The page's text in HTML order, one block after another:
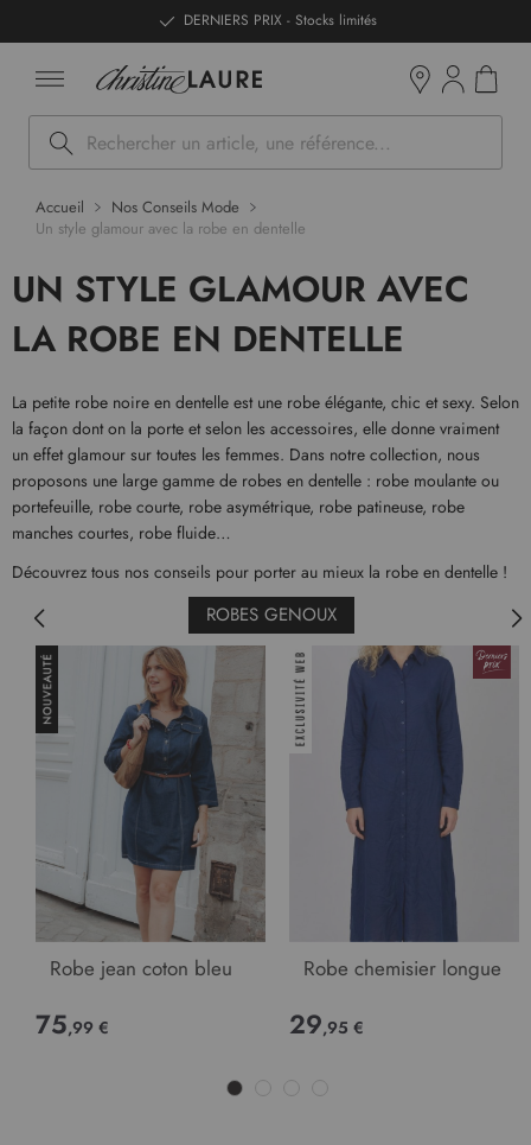
DERNIERS PRIX - Stocks limités
Rechercher
Accueil
Nos Conseils Mode
Un style glamour avec la robe en dentelle
UN STYLE GLAMOUR AVEC
LA ROBE EN DENTELLE
La petite robe noire en dentelle est une robe élégante, chic et sexy. Selon
la façon dont on la porte et selon les accessoires, elle donne vraiment
un effet glamour sur toutes les femmes. Dans notre collection, nous
proposons une large gamme de robes en dentelle : robe moulante ou
portefeuille, robe courte, robe asymétrique, robe patineuse, robe
manches courtes, robe fluide…
Découvrez tous nos conseils pour porter au mieux la robe en dentelle !
ROBES GENOUX
Robe jean coton bleu
75,99 €
Robe chemisier longue
29,95 €